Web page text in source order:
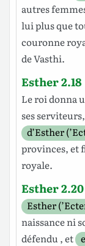
autres
lui plus que
couronne
deVasthi.
Esther 2.18
Leroidonna
sesserviteurs
d’Esther
provinces, et
royale.
Esther 2.20
Esther
naissanceni
défendu, et